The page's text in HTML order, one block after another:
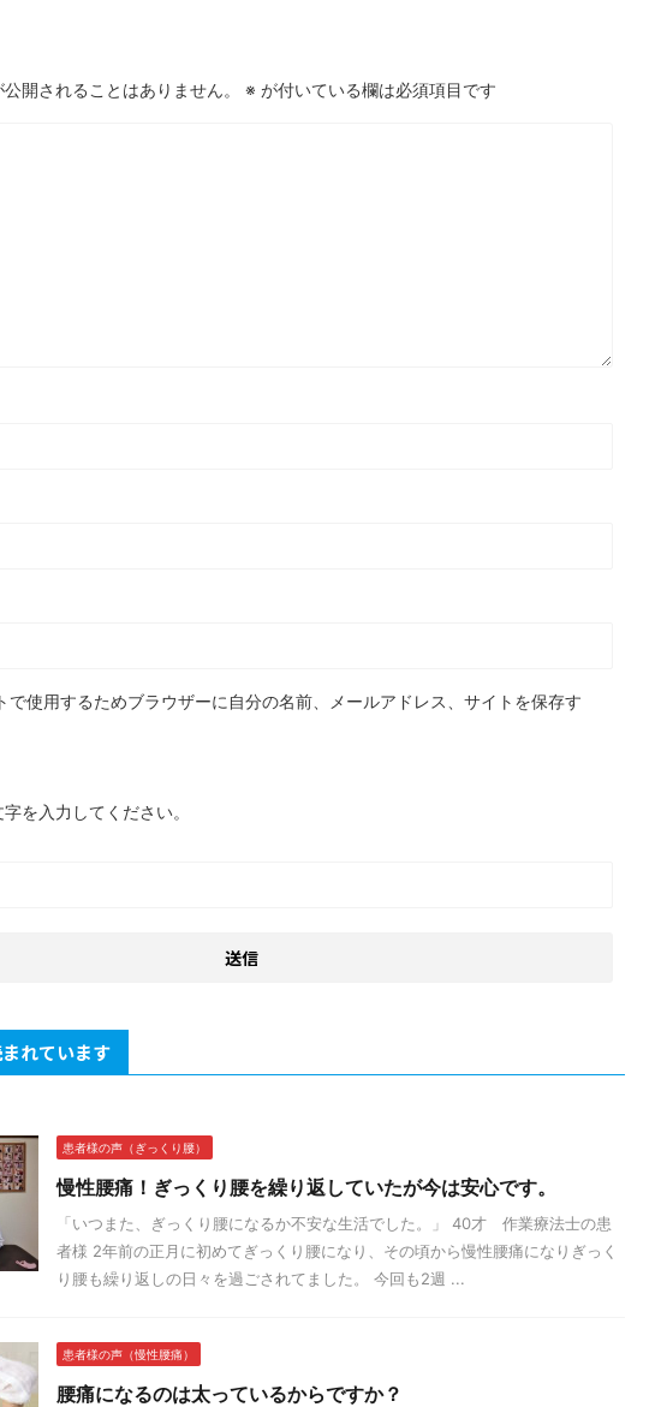
開されることはありません。 ※ が付いている欄は必須項目です
で使用するためブラウザーに自分の名前、メールアドレス、サイトを保存す
を入力してください。
れています
患者様の声（ぎっくり腰）
慢性腰痛！ぎっくり腰を繰り返していたが今は安心です。
「いつまた、ぎっくり腰になるか不安な生活でした。」 40才 作業療法士の患
者様 2年前の正月に初めてぎっくり腰になり、その頃から慢性腰痛になりぎっく
り腰も繰り返しの日々を過ごされてました。 今回も2週 ...
患者様の声（慢性腰痛）
腰痛になるのは太っているからですか？